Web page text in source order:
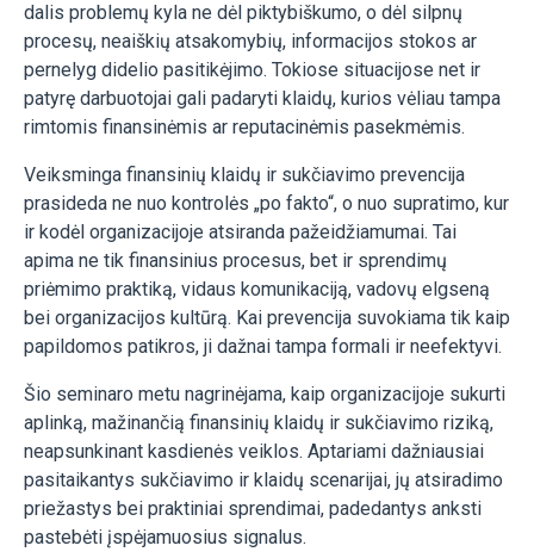
dalis problemų kyla ne dėl piktybiškumo, o dėl silpnų
procesų, neaiškių atsakomybių, informacijos stokos ar
pernelyg didelio pasitikėjimo. Tokiose situacijose net ir
patyrę darbuotojai gali padaryti klaidų, kurios vėliau tampa
rimtomis finansinėmis ar reputacinėmis pasekmėmis.
Veiksminga finansinių klaidų ir sukčiavimo prevencija
prasideda ne nuo kontrolės „po fakto“, o nuo supratimo, kur
ir kodėl organizacijoje atsiranda pažeidžiamumai. Tai
apima ne tik finansinius procesus, bet ir sprendimų
priėmimo praktiką, vidaus komunikaciją, vadovų elgseną
bei organizacijos kultūrą. Kai prevencija suvokiama tik kaip
papildomos patikros, ji dažnai tampa formali ir neefektyvi.
Šio seminaro metu nagrinėjama, kaip organizacijoje sukurti
aplinką, mažinančią finansinių klaidų ir sukčiavimo riziką,
neapsunkinant kasdienės veiklos. Aptariami dažniausiai
pasitaikantys sukčiavimo ir klaidų scenarijai, jų atsiradimo
priežastys bei praktiniai sprendimai, padedantys anksti
pastebėti įspėjamuosius signalus.